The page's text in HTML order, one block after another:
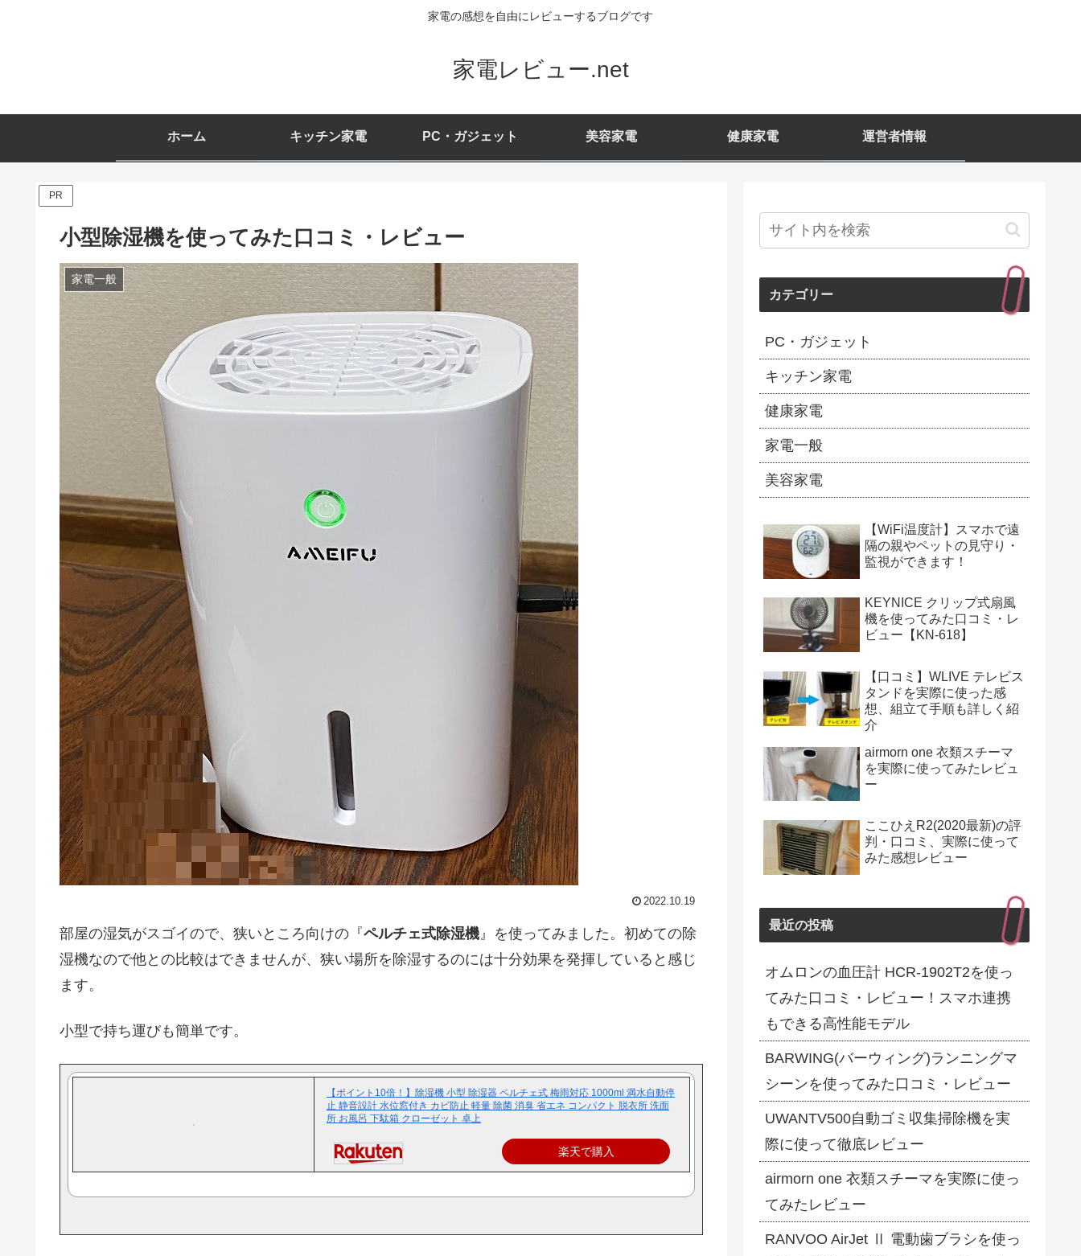
家電の感想を自由にレビューするブログです
家電レビュー.net
ホーム キッチン家電 PC・ガジェット 美容家電 健康家電 運営者情報
PR
小型除湿機を使ってみた口コミ・レビュー
家電一般
2022.10.19
部屋の湿気がスゴイので、狭いところ向けの『ペルチェ式除湿機 』を使ってみました。初めての除
湿機なので他との比較はできませんが、狭い場所を除湿するのには十分効果を発揮していると感じ
ます。
小型で持ち運びも簡単です。
【ポイント10倍！】除湿機 小型 除湿器 ペルチェ式 梅雨対応 1000ml 満水自動停
止 静音設計 水位窓付き カビ防止 軽量 除菌 消臭 省エネ コンパクト 脱衣所 洗面
所 お風呂 下駄箱 クローゼット 卓上
楽天で購入
カテゴリー
PC・ガジェット
キッチン家電
健康家電
家電一般
美容家電
【WiFi温度計】スマホで遠
隔の親やペットの見守り・
監視ができます！
KEYNICE クリップ式扇風
機を使ってみた口コミ・レ
ビュー【KN-618】
【口コミ】WLIVE テレビス
タンドを実際に使った感
想、組立て手順も詳しく紹
介
airmorn one 衣類スチーマ
を実際に使ってみたレビュ
ー
ここひえR2(2020最新)の評
判・口コミ、実際に使って
みた感想レビュー
最近の投稿
オムロンの血圧計 HCR-1902T2を使っ
てみた口コミ・レビュー！スマホ連携
もできる高性能モデル
BARWING(バーウィング)ランニングマ
シーンを使ってみた口コミ・レビュー
UWANTV500自動ゴミ収集掃除機を実
際に使って徹底レビュー
airmorn one 衣類スチーマを実際に使っ
てみたレビュー
RANVOO AirJet Ⅱ 電動歯ブラシを使っ